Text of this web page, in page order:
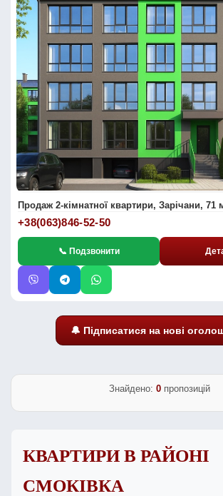
Продаж 2-кімнатної квартири, Зарічани, 71
+38(063)846-52-50
📞 Подзвонити
🔔 Підписатися на нові
Знайдено: 0 пропозицій
КВАРТИРИ В РАЙОНІ
СМОКІВКА